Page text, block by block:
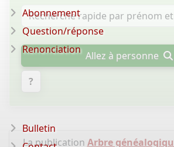
Allez à personne
?
La publication Arbre
Abonnement
Question/réponse
Renonciation
Bulletin